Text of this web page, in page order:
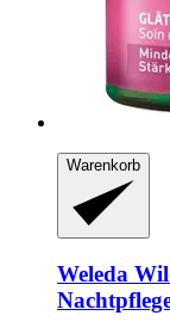
Warenkorb
Weleda